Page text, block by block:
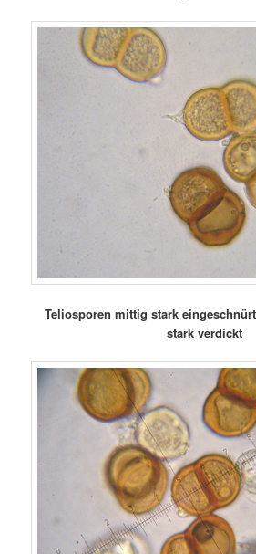
Teliosporen mittig stark
stark verdickt